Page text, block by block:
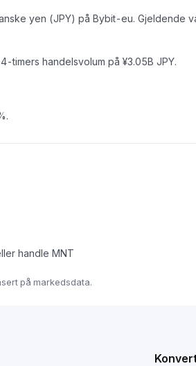
yen (JPY) på Bybit-eu. Gjeldende
timers handelsvolum på ¥3.05B JPY.
handle MNT
på markedsdata.